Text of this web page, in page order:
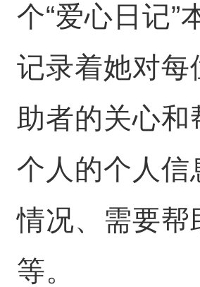
个“爱心日记”
记录着她对每
助者的关心和
个人的个人信
情况、需要帮
等。